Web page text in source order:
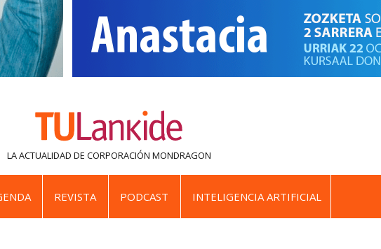
LA ACTUALIDAD DE CORPORACIÓN MONDRAGON
REVISTA PODCAST INTELIGENCIA ARTIFICIAL